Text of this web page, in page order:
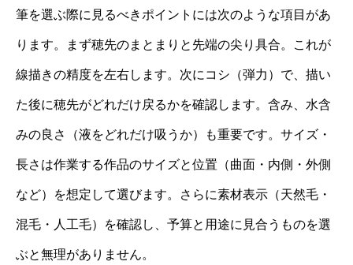
筆を選ぶ際に見るべきポイントには次のような項目があ
ります。まず穂先のまとまりと先端の尖り具合。これが
線描きの精度を左右します。次にコシ（弾力）で、描い
た後に穂先がどれだけ戻るかを確認します。含み、水含
みの良さ（液をどれだけ吸うか）も重要です。サイズ・
長さは作業する作品のサイズと位置（曲面・内側・外側
など）を想定して選びます。さらに素材表示（天然毛・
混毛・人工毛）を確認し、予算と用途に見合うものを選
ぶと無理がありません。